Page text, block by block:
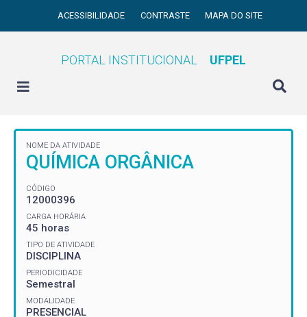
ACESSIBILIDADE CONTRASTE MAPA DO SITE
PORTAL INSTITUCIONAL UFPEL
NOME DA ATIVIDADE
QUÍMICA ORGÂNICA
CÓDIGO
12000396
CARGA HORÁRIA
45 horas
TIPO DE ATIVIDADE
DISCIPLINA
PERIODICIDADE
Semestral
MODALIDADE
PRESENCIAL